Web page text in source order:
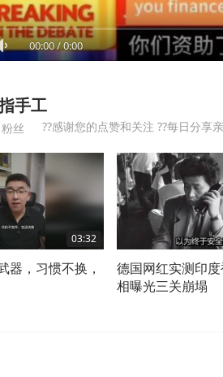
00:00/0:00
手工
丝 ??感谢您的点赞和关注 ??每日分享
03:32
器，习惯不换，
德国网红实测印
相曝光三关崩塌